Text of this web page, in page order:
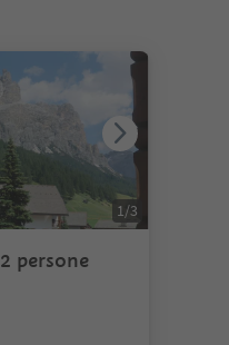
persone
1/3